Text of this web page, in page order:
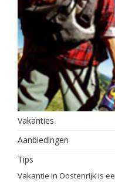
Vakanties
Aanbiedingen
Tips
Vakantie in Oostenrijk is